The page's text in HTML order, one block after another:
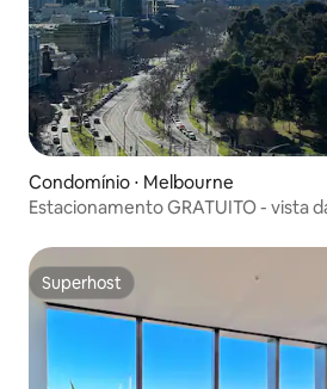
Condomínio ⋅ Melbourne
Estacionamento GRATUITO - vista
Superhost
Superhost